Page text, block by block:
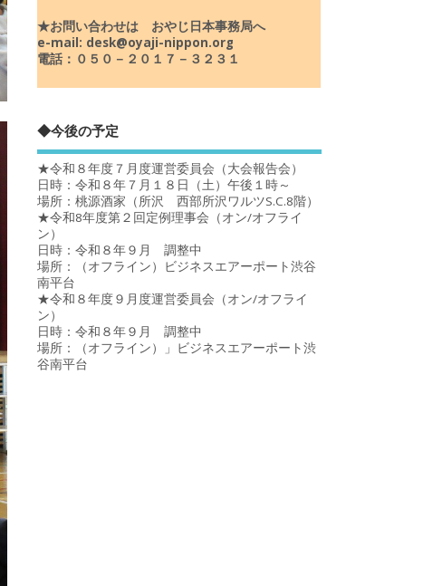
★お問い合わせは おやじ日本事務局へ
e-mail: desk@oyaji-nippon.org
電話：０５０－２０１７－３２３１
◆今後の予定
★令和８年度７月度運営委員会（大会報告会）
日時：令和８年７月１８日（土）午後１時～
場所：桃源酒家（所沢 西部所沢ワルツS.C.8階）
★令和8年度第２回定例理事会（オン/オフライ
ン）
日時：令和８年９月 調整中
場所：（オフライン）ビジネスエアーポート渋谷
南平台
★令和８年度９月度運営委員会（オン/オフライ
ン）
日時：令和８年９月 調整中
場所：（オフライン）」ビジネスエアーポート渋
谷南平台